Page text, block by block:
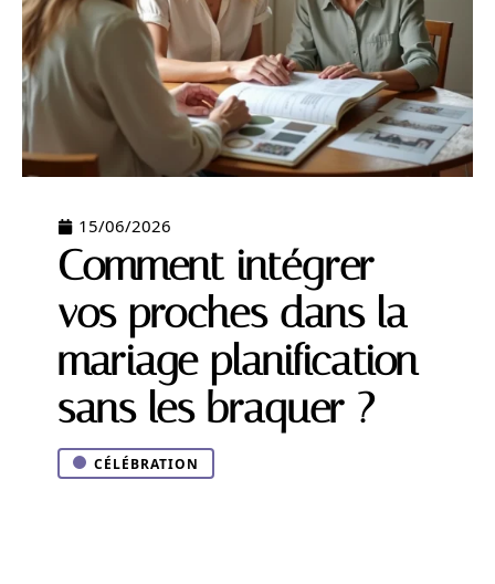
15/06/2026
Comment intégrer
vos proches dans la
mariage planification
sans les braquer ?
CÉLÉBRATION